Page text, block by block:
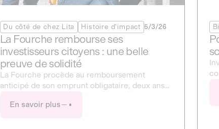
Du côté de chez Lita Histoire d'impact 5/3/26
La Fourche rembourse ses
investisseurs citoyens : une belle
preuve de solidité
‍La Fourche procède au remboursement
anticipé de son emprunt obligataire, deux ans
plateforme. Une décision qui témoigne de la
En savoir plus